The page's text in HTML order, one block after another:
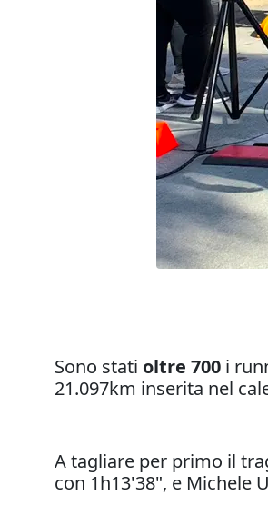
Sono stati oltre 700 i
21.097km inserita nel
A tagliare per primo il
con 1h13'38", e Michele